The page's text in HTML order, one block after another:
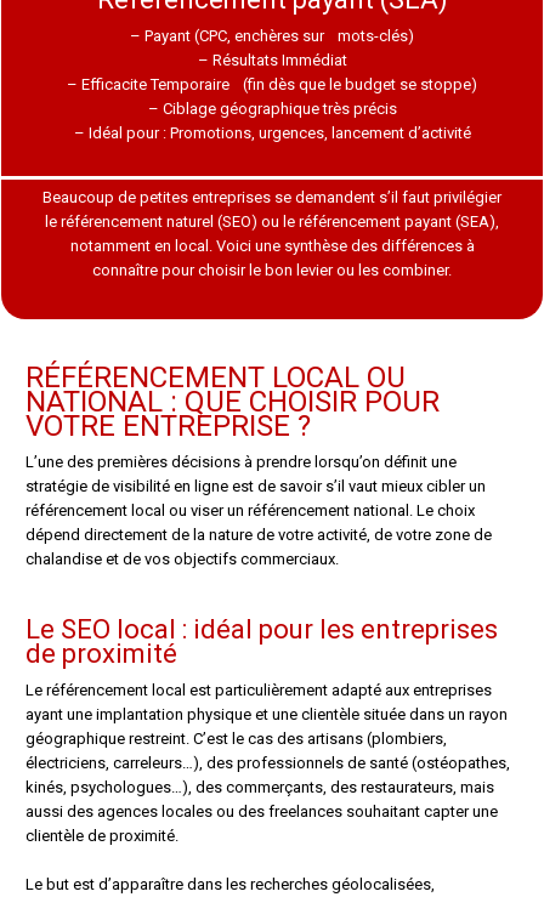
– Payant (CPC, enchères sur mots-clés)
– Résultats Immédiat
– Efficacite Temporaire (fin dès que le budget se stoppe)
– Ciblage géographique très précis
– Idéal pour : Promotions, urgences, lancement d’activité
Beaucoup de petites entreprises se demandent s’il faut privilégier
le référencement naturel (SEO) ou le référencement payant (SEA),
notamment en local. Voici une synthèse des différences à
connaître pour choisir le bon levier ou les combiner.
RÉFÉRENCEMENT LOCAL OU
NATIONAL : QUE CHOISIR POUR
VOTRE ENTREPRISE ?
L’une des premières décisions à prendre lorsqu’on définit une
stratégie de visibilité en ligne est de savoir s’il vaut mieux cibler un
référencement local ou viser un référencement national. Le choix
dépend directement de la nature de votre activité, de votre zone de
chalandise et de vos objectifs commerciaux.
Le SEO local : idéal pour les entreprises
de proximité
Le référencement local est particulièrement adapté aux entreprises
ayant une implantation physique et une clientèle située dans un rayon
géographique restreint. C’est le cas des artisans (plombiers,
électriciens, carreleurs…), des professionnels de santé (ostéopathes,
kinés, psychologues…), des commerçants, des restaurateurs, mais
aussi des agences locales ou des freelances souhaitant capter une
clientèle de proximité.
Le but est d’apparaître dans les recherches géolocalisées,